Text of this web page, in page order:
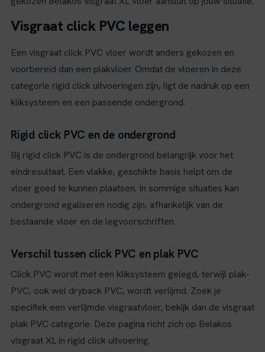
Visgraat click PVC leggen
Een visgraat click PVC vloer wordt anders gekozen en
voorbereid dan een plakvloer. Omdat de vloeren in deze
categorie rigid click uitvoeringen zijn, ligt de nadruk op een
kliksysteem en een passende ondergrond.
Rigid click PVC en de ondergrond
Bij rigid click PVC is de ondergrond belangrijk voor het
eindresultaat. Een vlakke, geschikte basis helpt om de
vloer goed te kunnen plaatsen. In sommige situaties kan
ondergrond egaliseren nodig zijn, afhankelijk van de
bestaande vloer en de legvoorschriften.
Verschil tussen click PVC en plak PVC
Click PVC wordt met een kliksysteem gelegd, terwijl plak-
PVC, ook wel dryback PVC, wordt verlijmd. Zoek je
specifiek een verlijmde visgraatvloer, bekijk dan de visgraat
plak PVC categorie. Deze pagina richt zich op Belakos
visgraat XL in rigid click uitvoering.